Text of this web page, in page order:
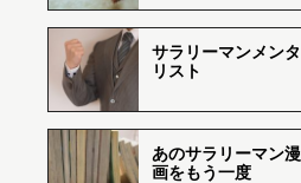
サラリーマンメンタ
リスト
あのサラリーマン漫
画をもう一度